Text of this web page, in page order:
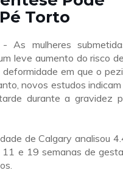
Torto
- As mulheres
leve aumento do risco
em que o
novos estudos indicam
durante a gravidez
de Calgary analisou
e 19 semanas de